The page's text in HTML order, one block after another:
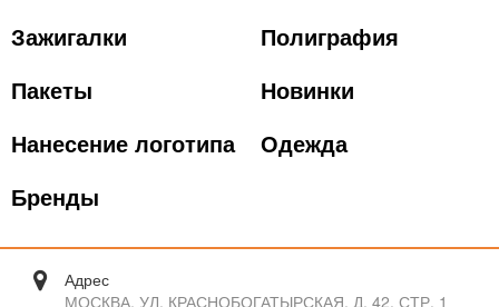
Зажигалки
Полиграфия
Пакеты
Новинки
Нанесение логотипа
Одежда
Бренды
Адрес
МОСКВА, УЛ. КРАСНОБОГАТЫРСКАЯ, Д. 42, СТР. 1